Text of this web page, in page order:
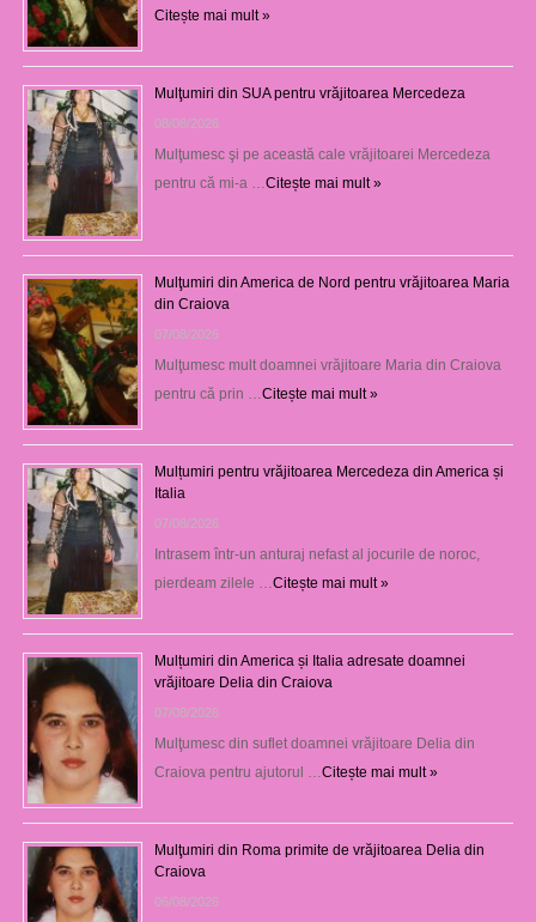
Citește mai mult »
Mulţumiri din SUA pentru vrăjitoarea Mercedeza
08/08/2026
Mulţumesc şi pe această cale vrăjitoarei Mercedeza
pentru că mi-a … Citește mai mult »
Mulţumiri din America de Nord pentru vrăjitoarea Maria
din Craiova
07/08/2026
Mulţumesc mult doamnei vrăjitoare Maria din Craiova
pentru că prin … Citește mai mult »
Mulțumiri pentru vrăjitoarea Mercedeza din America și
Italia
07/08/2026
Intrasem într-un anturaj nefast al jocurile de noroc,
pierdeam zilele … Citește mai mult »
Mulțumiri din America și Italia adresate doamnei
vrăjitoare Delia din Craiova
07/08/2026
Mulţumesc din suflet doamnei vrăjitoare Delia din
Craiova pentru ajutorul … Citește mai mult »
Mulţumiri din Roma primite de vrăjitoarea Delia din
Craiova
06/08/2026